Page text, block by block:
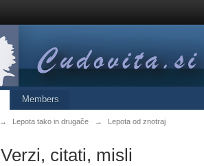
Members
→ Lepota tako in drugače → Lepota od znotraj
Verzi, citati, misli